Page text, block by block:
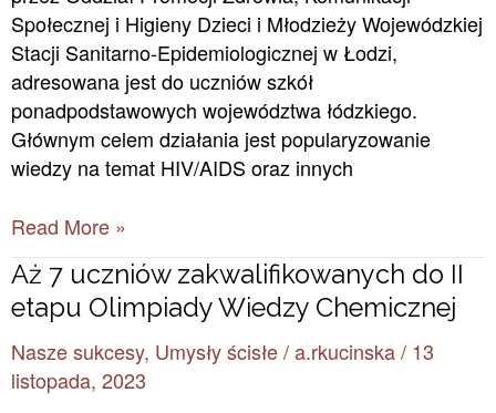
Społecznej i Higieny Dzieci i Młodzieży Wojewódzkiej
Stacji Sanitarno-Epidemiologicznej w Łodzi,
adresowana jest do uczniów szkół
ponadpodstawowych województwa łódzkiego.
Głównym celem działania jest popularyzowanie
wiedzy na temat HIV/AIDS oraz innych
Read More »
Aż 7 uczniów zakwalifikowanych do II
etapu Olimpiady Wiedzy Chemicznej
Nasze sukcesy, Umysły ścisłe/a.rkucinska/ 13
listopada, 2023
Aż
7
uczniów
zakwalifikowanych
do